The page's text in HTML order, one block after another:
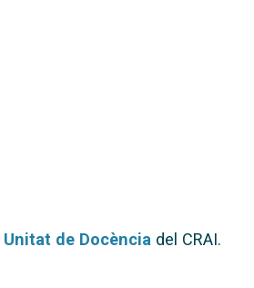
Unitat de Docència del CRAI.